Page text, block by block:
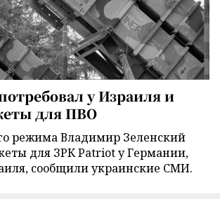
у Израиля и
для ПВО
режима Владимир Зеленский
для ЗРК Patriot у Германии,
сообщили украинские СМИ.